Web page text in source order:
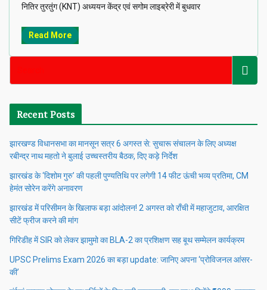
नितिर तुरतुंग (KNT) अध्ययन केंद्र एवं सगोम लाइब्रेरी में बुधवार
Read More
Recent Posts
झारखण्ड विधानसभा का मानसून सत्र 6 अगस्त से: सुचारू संचालन के लिए अध्यक्ष
रबीन्द्र नाथ महतो ने बुलाई उच्चस्तरीय बैठक, दिए कड़े निर्देश
झारखंड के ‘दिशोम गुरु’ की पहली पुण्यतिथि पर लगेगी 14 फीट ऊंची भव्य प्रतिमा, CM
हेमंत सोरेन करेंगे अनावरण
झारखंड में परिसीमन के खिलाफ बड़ा आंदोलन! 2 अगस्त को राँची में महाजुटाव, आरक्षित
सीटें फ्रीज करने की मांग
गिरिडीह में SIR को लेकर झामुमो का BLA-2 का प्रशिक्षण सह बूथ सम्मेलन कार्यक्रम
UPSC Prelims Exam 2026 का बड़ा update: जानिए अपना ‘प्रोविजनल आंसर-
की’